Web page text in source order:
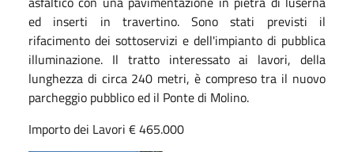
ed inserti in travertino. Sono stati previsti il
rifacimento dei sottoservizi e dell'impianto di pubblica
illuminazione. Il tratto interessato ai lavori, della
lunghezza di circa 240 metri, è compreso tra il nuovo
parcheggio pubblico ed il Ponte di Molino.
Importo dei Lavori € 465.000